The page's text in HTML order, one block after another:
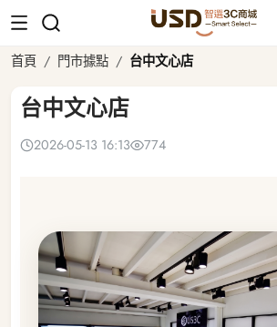
台中文心店
首頁 門市據點 台中文心店
台中文心店
2026-05-13 16:13 774